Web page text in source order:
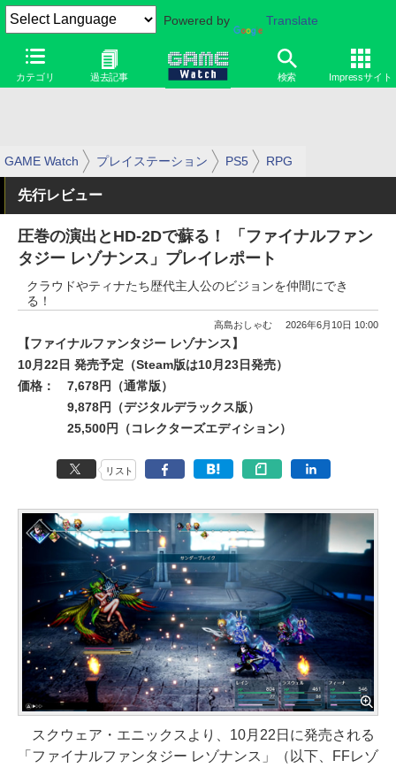
Powered by Translate
カテゴリ 過去記事 検索 Impressサイト
GAME Watch プレイステーション PS5 RPG
先行レビュー
圧巻の演出とHD-2Dで蘇る！ 「ファイナルファン
タジー レゾナンス」プレイレポート
クラウドやティナたち歴代主人公のビジョンを仲間にでき
る！
高島おしゃむ 2026年6月10日 10:00
【ファイナルファンタジー レゾナンス】
10月22日 発売予定（Steam版は10月23日発売）
価格：
7,678円（通常版）
9,878円（デジタルデラックス版）
25,500円（コレクターズエディション）
リスト
スクウェア・エニックスより、10月22日に発売される
「ファイナルファンタジー レゾナンス」（以下、FFレゾ